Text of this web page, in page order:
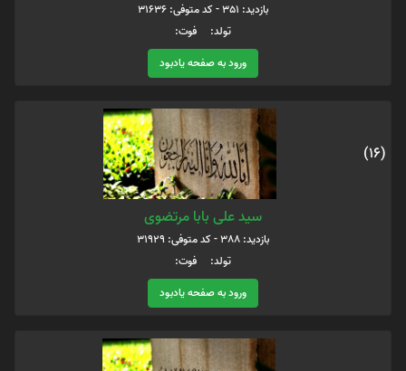
بازدید: 351 - کد متوفی: 31636
تولد: فوت:
ورود به صفحه یادبود
(16)
سید علی بابا مرتضوی
بازدید: 388 - کد متوفی: 31929
تولد: فوت:
ورود به صفحه یادبود